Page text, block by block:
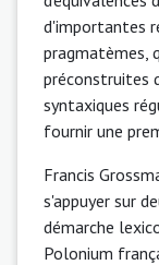
d'importantes
pragmatèmes,
préconstruites
syntaxiques
fournir une
Francis
s'appuyer sur
démarche
Polonium